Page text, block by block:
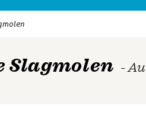
Slagmolen -